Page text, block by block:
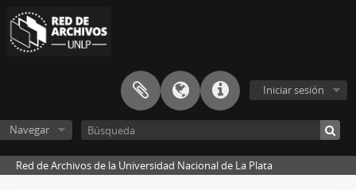
Iniciar sesión
Navegar
Red de Archivos de la Universidad Nacional de La Plata